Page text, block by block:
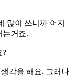
많이 쓰니까 어지
는거죠.
?
각을 해요. 그러나